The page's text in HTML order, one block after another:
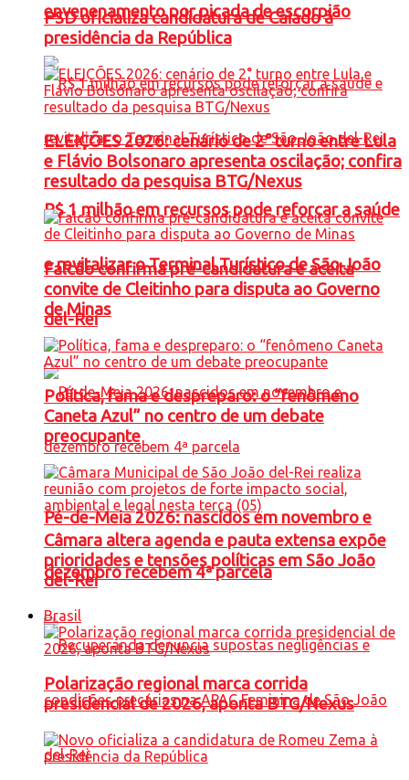
envenenamento por picada de escorpião
R$ 1 milhão em recursos pode reforçar a saúde
e revitalizar o Terminal Turístico de São João
del-Rei
Pé-de-Meia 2026: nascidos em novembro e
dezembro recebem 4ª parcela
PSD oficializa candidatura de Caiado à
presidência da República
ELEIÇÕES 2026: cenário de 2° turno entre Lula
e Flávio Bolsonaro apresenta oscilação; confira
resultado da pesquisa BTG/Nexus
Falcão confirma pré-candidatura e aceita
convite de Cleitinho para disputa ao Governo
de Minas
Política, fama e despreparo: o “fenômeno
Caneta Azul” no centro de um debate
preocupante
Câmara altera agenda e pauta extensa expõe
prioridades e tensões políticas em São João
del-Rei
Brasil
Polarização regional marca corrida
presidencial de 2026, aponta BTG/Nexus